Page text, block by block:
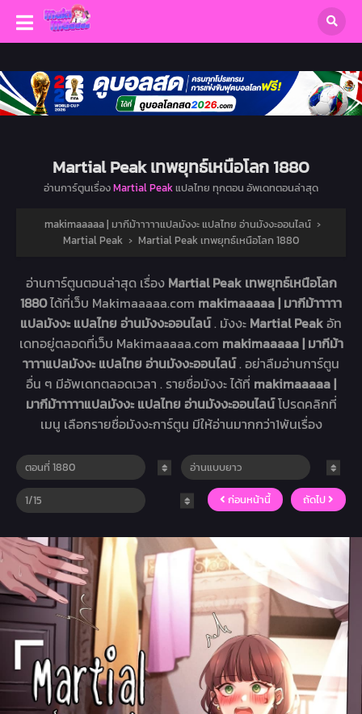
Martial Peak เทพยุทธ์เหนือโลก 1880
อ่านการ์ตูนเรื่องMartial Peakแปลไทย ทุกตอน อัพเดทตอนล่าสุด
makimaaaaa | มากีม้าาาาาแปลมังงะ แปลไทย อ่านมังงะออนไลน์ ›
Martial Peak › Martial Peak เทพยุทธ์เหนือโลก 1880
อ่านการ์ตูนตอนล่าสุด เรื่อง Martial Peak เทพยุทธ์เหนือโลก
1880ได้ที่เว็บ Makimaaaaa.com makimaaaaa | มากีม้าาาาา
แปลมังงะ แปลไทย อ่านมังงะออนไลน์. มังงะ Martial Peakอัท
เดทอยู่ตลอดที่เว็บ Makimaaaaa.com makimaaaaa | มากีม้า
าาาาแปลมังงะ แปลไทย อ่านมังงะออนไลน์. อย่าลืมอ่านการ์ตูน
อื่น ๆ มีอัพเดทตลอดเวลา . รายชื่อมังงะ ได้ที่ makimaaaaa |
มากีม้าาาาาแปลมังงะ แปลไทย อ่านมังงะออนไลน์โปรดคลิกที่
เมนู เลือกรายชื่อมังงะการ์ตูน มีให้อ่านมากกว่า1พันเรื่อง
ก่อนหน้านี้ ถัดไป